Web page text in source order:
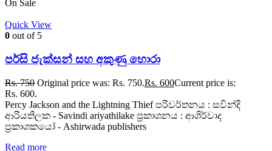
On Sale
Quick View
0 out of 5
පර්සි ජැක්සන් සහ අකුණු හොරා
Rs.750 Original price was: Rs. 750.Rs. 600Current price is:
Rs. 600.
Percy Jackson and the Lightning Thief පරිවර්තනය : සවින්දි
ආරියතිලක - Savindi ariyathilake ප්‍රකාශනය : ආශිර්වාද
ප්‍රකාශකයෝ - Ashirwada publishers
Read more